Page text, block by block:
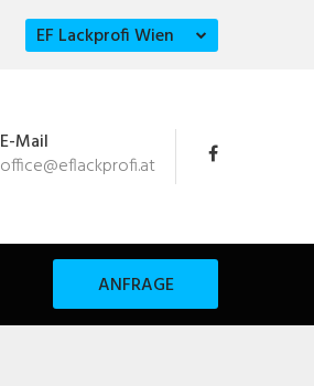
EF Lackprofi Wien
E-Mail
office@eflackprofi.at
ANFRAGE